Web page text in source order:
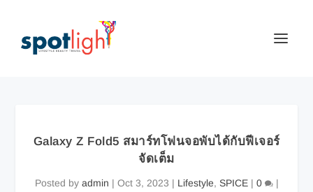
Galaxy Z Fold5 สมาร์ทโฟนจอพับได้กับฟีเจอร์
จัดเต็ม
Posted by admin | Oct 3, 2023 | Lifestyle, SPICE| 0 |